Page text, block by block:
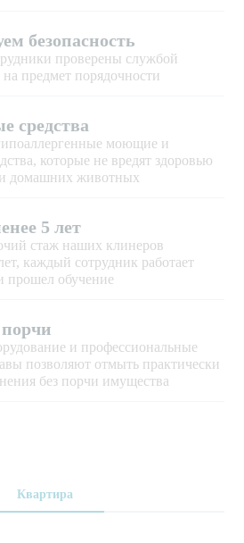
безопасность
проверены службой
на предмет порядочности
средства
моющие и
которые не вредят здоровью
домашних животных
5 лет
стаж наших клинеров
каждый сотрудник работает
прошел обучение
и профессиональные
позволяют отмыть практически
без порчи имущества
Квартира